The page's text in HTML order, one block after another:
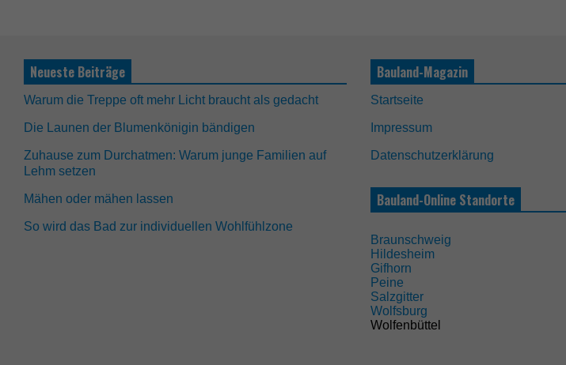
Neueste Beiträge
Warum die Treppe oft mehr Licht braucht als gedacht
Die Launen der Blumenkönigin bändigen
Zuhause zum Durchatmen: Warum junge Familien auf
Lehm setzen
Mähen oder mähen lassen
So wird das Bad zur individuellen Wohlfühlzone
Bauland-Magazin
Startseite
Impressum
Datenschutzerklärung
Bauland-Online Standorte
Braunschweig
Hildesheim
Gifhorn
Peine
Salzgitter
Wolfsburg
Wolfenbüttel